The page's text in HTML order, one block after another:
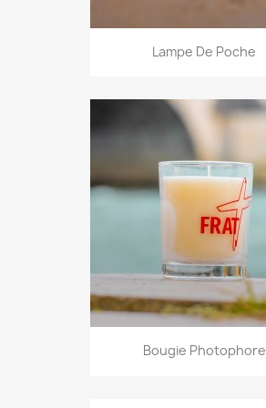
Lampe De Poche
Bougie Photophore